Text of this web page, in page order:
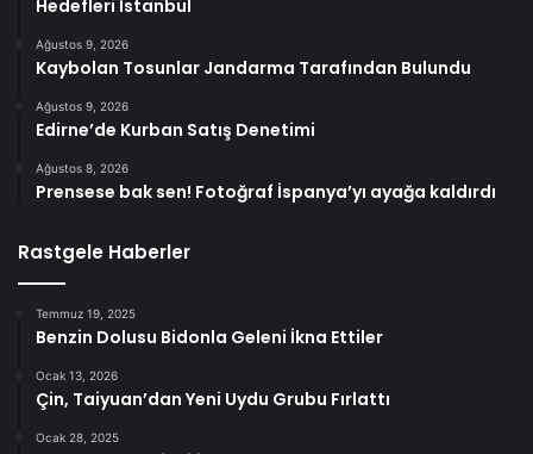
Hedefleri İstanbul
Ağustos 9, 2026
Kaybolan Tosunlar Jandarma Tarafından Bulundu
Ağustos 9, 2026
Edirne’de Kurban Satış Denetimi
Ağustos 8, 2026
Prensese bak sen! Fotoğraf İspanya’yı ayağa kaldırdı
Rastgele Haberler
Temmuz 19, 2025
Benzin Dolusu Bidonla Geleni İkna Ettiler
Ocak 13, 2026
Çin, Taiyuan’dan Yeni Uydu Grubu Fırlattı
Ocak 28, 2025